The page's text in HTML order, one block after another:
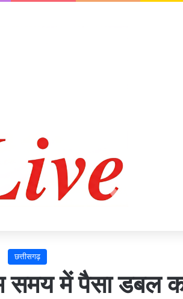
छत्तीसगढ़
समय में पैसा डबल